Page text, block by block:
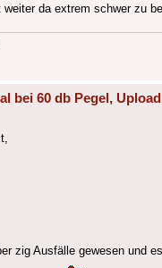
da extrem schwer zu
bei 60 db Pegel,
zig Ausfälle gewesen und